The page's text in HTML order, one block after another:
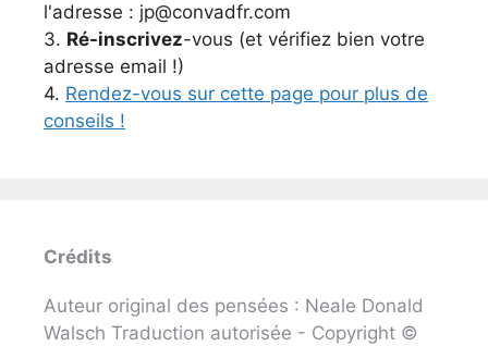
l'adresse : jp@convadfr.com
3. Ré-inscrivez-vous (et vérifiez bien votre
adresse email !)
4. Rendez-vous sur cette page pour plus de
conseils !
Crédits
Auteur original des pensées : Neale Donald
Walsch Traduction autorisée - Copyright ©